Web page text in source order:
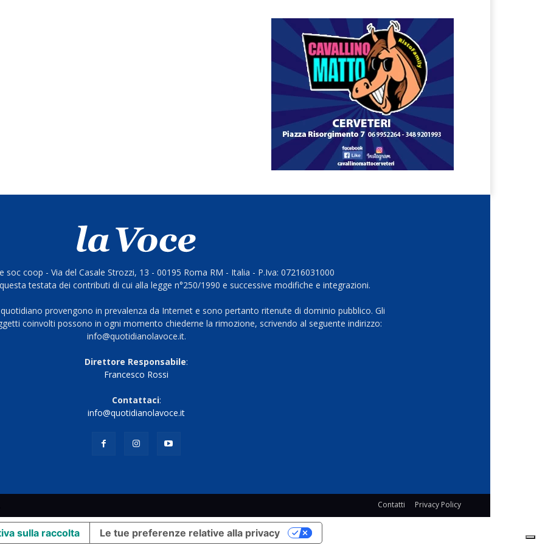
soc coop - Via del Casale Strozzi, 13 - 00195 Roma RM - Italia - P.Iva: 07216031000
testata dei contributi di cui alla legge n°250/1990 e successive modifiche e integrazioni.
provengono in prevalenza da Internet e sono pertanto ritenute di dominio pubblico. Gli
coinvolti possono in ogni momento chiederne la rimozione, scrivendo al seguente indirizzo:
info@quotidianolavoce.it.
Direttore Responsabile:
Francesco Rossi
Contattaci:
info@quotidianolavoce.it
Contatti Privacy Policy
sulla raccolta Le tue preferenze relative alla privacy